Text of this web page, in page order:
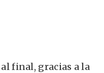
final, gracias a la